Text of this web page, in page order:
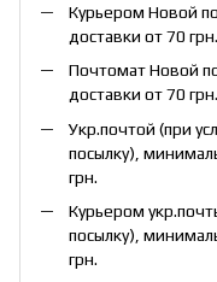
Курьером Новой
доставки от 70 грн.
Почтомат Новой
доставки от 70 грн.
Укр.почтой (при
посылку),
грн.
Курьером
посылку),
грн.